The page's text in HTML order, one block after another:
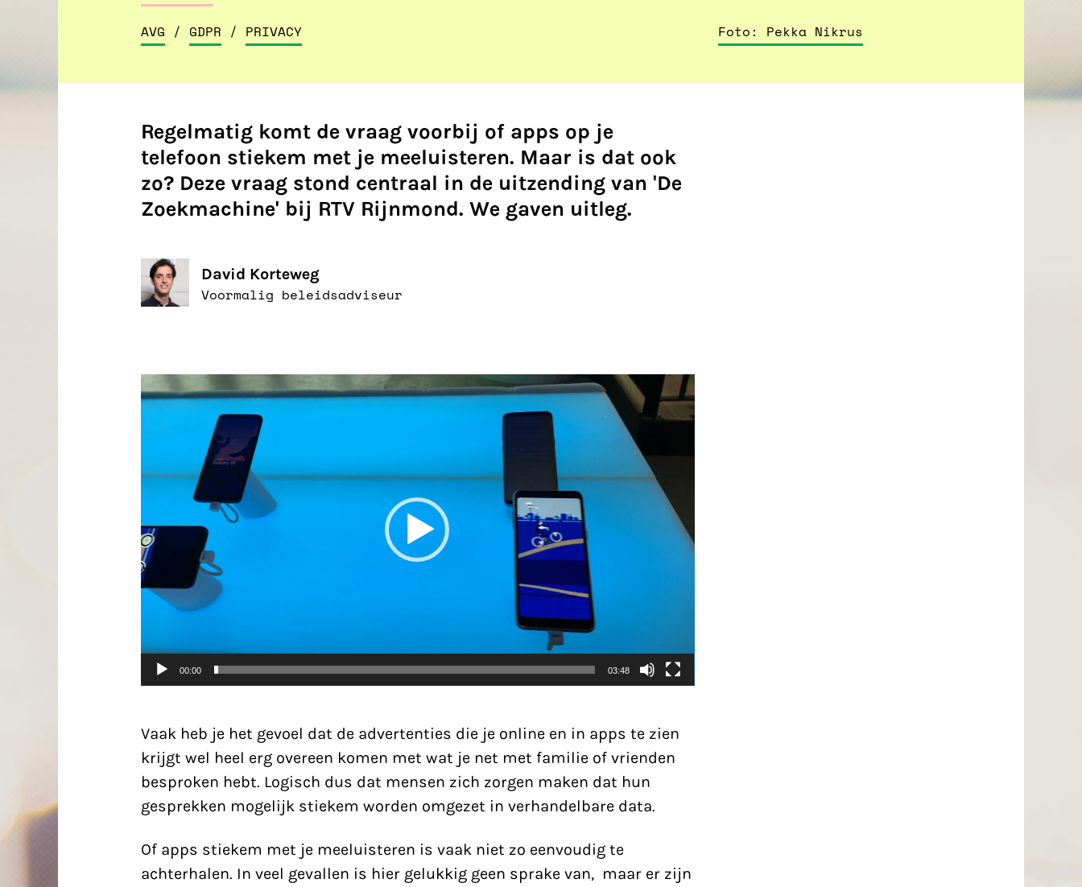
AVG / GDPR / PRIVACY Foto: Pekka Nikrus
Regelmatig komt de vraag voorbij of apps op je
telefoon stiekem met je meeluisteren. Maar is dat ook
zo? Deze vraag stond centraal in de uitzending van 'De
Zoekmachine' bij RTV Rijnmond. We gaven uitleg.
David Korteweg
Voormalig beleidsadviseur
Videospeler
00:00 03:48
Vaak heb je het gevoel dat de advertenties die je online en in apps te zien
krijgt wel heel erg overeen komen met wat je net met familie of vrienden
besproken hebt. Logisch dus dat mensen zich zorgen maken dat hun
gesprekken mogelijk stiekem worden omgezet in verhandelbare data.
Of apps stiekem met je meeluisteren is vaak niet zo eenvoudig te
achterhalen. In veel gevallen is hier gelukkig geen sprake van, maar er zijn